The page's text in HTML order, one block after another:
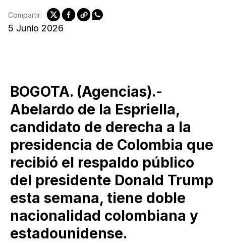
5 Junio 2026
Compartir:
BOGOTA. (Agencias).-
Abelardo de la Espriella,
candidato de derecha a la
presidencia de Colombia que
recibió el respaldo público
del presidente Donald Trump
esta semana, tiene doble
nacionalidad colombiana y
estadounidense.